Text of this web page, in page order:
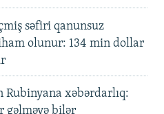
səfiri qanunsuz
olunur: 134 min dollar
xəbərdarlıq:
gəlməyə bilər